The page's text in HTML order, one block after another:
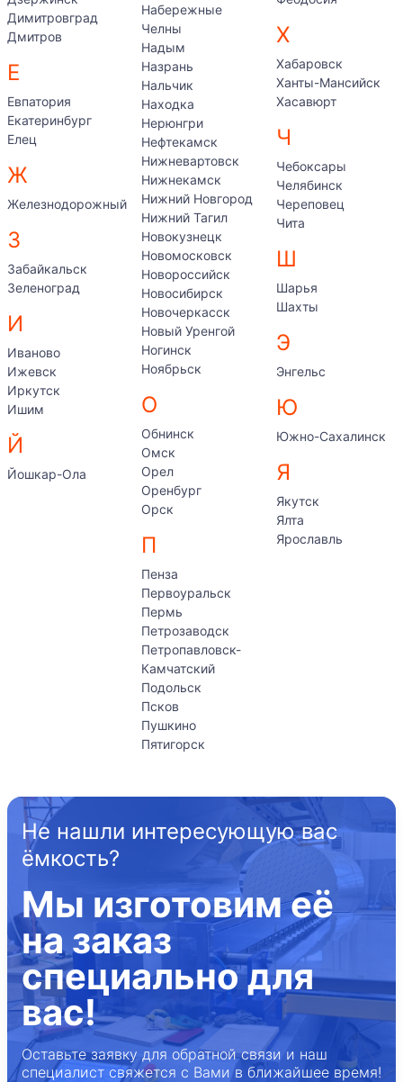
Димитровград
Дмитров
Е
Евпатория
Екатеринбург
Елец
Ж
Железнодорожный
З
Забайкальск
Зеленоград
И
Иваново
Ижевск
Иркутск
Ишим
Й
Йошкар-Ола
Набережные
Челны
Надым
Назрань
Нальчик
Находка
Нерюнгри
Нефтекамск
Нижневартовск
Нижнекамск
Нижний Новгород
Нижний Тагил
Новокузнецк
Новомосковск
Новороссийск
Новосибирск
Новочеркасск
Новый Уренгой
Ногинск
Ноябрьск
О
Обнинск
Омск
Орел
Оренбург
Орск
П
Пенза
Первоуральск
Пермь
Петрозаводск
Петропавловск-
Камчатский
Подольск
Псков
Пушкино
Пятигорск
Х
Хабаровск
Ханты-Мансийск
Хасавюрт
Ч
Чебоксары
Челябинск
Череповец
Чита
Ш
Шарья
Шахты
Э
Энгельс
Ю
Южно-Сахалинск
Я
Якутск
Ялта
Ярославль
Не нашли интересующую вас
ёмкость?
Мы изготовим её
на заказ
специально для
вас!
Оставьте заявку для обратной связи и наш
специалист свяжется с Вами в ближайшее время!